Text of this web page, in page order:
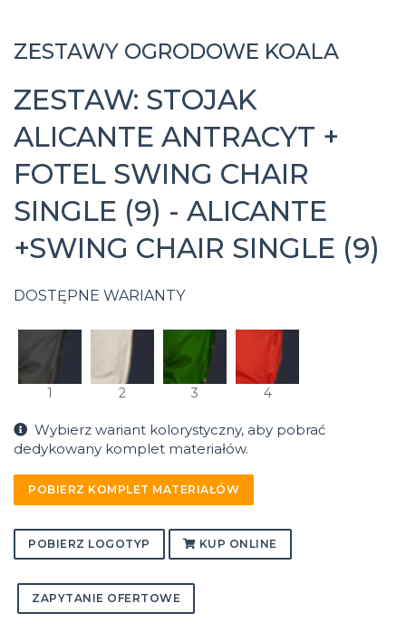
ZESTAWY OGRODOWE KOALA
ZESTAW: STOJAK
ALICANTE ANTRACYT +
FOTEL SWING CHAIR
SINGLE (9) - ALICANTE
+SWING CHAIR SINGLE (9)
DOSTĘPNE WARIANTY
1 2 3 4
Wybierz wariant kolorystyczny, aby pobrać
dedykowany komplet materiałów.
POBIERZ KOMPLET MATERIAŁÓW
POBIERZ LOGOTYP KUP ONLINE
ZAPYTANIE OFERTOWE